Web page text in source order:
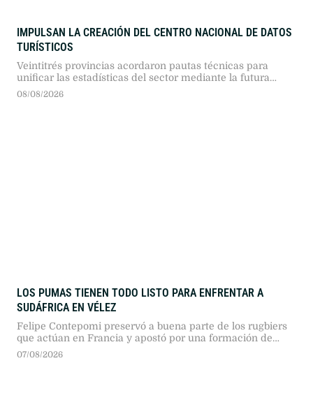
IMPULSAN LA CREACIÓN DEL CENTRO NACIONAL DE DATOS
TURÍSTICOS
Veintitrés provincias acordaron pautas técnicas para
unificar las estadísticas del sector mediante la futura
plataforma federal de información.
08/08/2026
LOS PUMAS TIENEN TODO LISTO PARA ENFRENTAR A
SUDÁFRICA EN VÉLEZ
Felipe Contepomi preservó a buena parte de los rugbiers
que actúan en Francia y apostó por una formación de
poca experiencia para medirse con el bicampeón
07/08/2026